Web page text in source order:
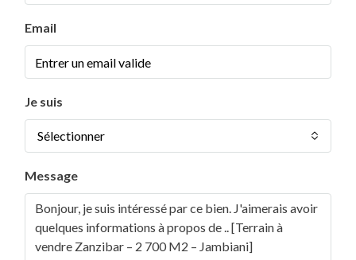
Email
Je suis
Sélectionner
Message